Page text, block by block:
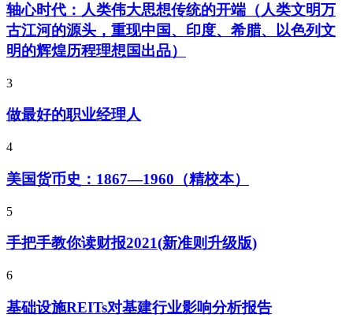
轴心时代：人类伟大思想传统的开端（人类文明万
古江河的源头，重现中国、印度、希腊、以色列文
明的辉煌历程理想国出品）
3
做最好的职业经理人
4
美国货币史：1867—1960（精校本）
5
手把手教你读财报2021(新准则升级版)
6
基础设施REITs对基建行业影响分析报告